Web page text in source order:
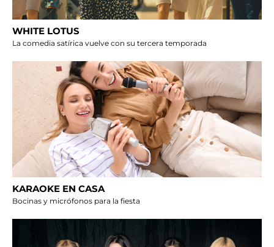
WHITE LOTUS
La comedia satírica vuelve con su tercera temporada
KARAOKE EN CASA
Bocinas y micrófonos para la fiesta